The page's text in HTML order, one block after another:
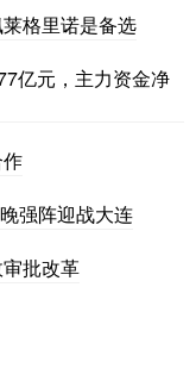
格里诺是备选
亿元，主力资金净
强阵迎战大连
批改革